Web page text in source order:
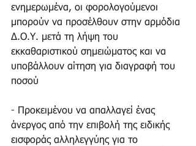
ενημερωμένα, οι φορολογούμενοι
μπορούν να προσέλθουν στην αρμόδια
Δ.Ο.Υ. μετά τη λήψη του
εκκαθαριστικού σημειώματος και να
υποβάλλουν αίτηση για διαγραφή του
ποσού
- Προκειμένου να απαλλαγεί ένας
άνεργος από την επιβολή της ειδικής
εισφοράς αλληλεγγύης για το